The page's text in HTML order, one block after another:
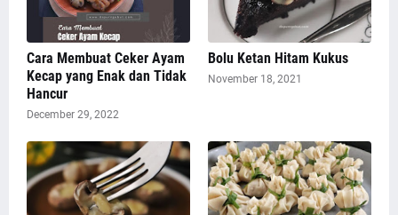
Cara Membuat Ceker Ayam
Kecap yang Enak dan Tidak
Hancur
December 29, 2022
Bolu Ketan Hitam Kukus
November 18, 2021